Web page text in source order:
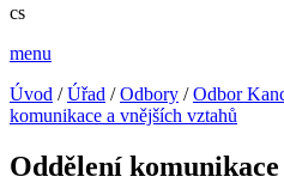
cs
menu
Úvod /Úřad /Odbory /Odbor
komunikace a vnějších vztahů
Oddělení